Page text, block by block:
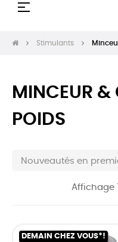
Basculer
☰
Stimulants
MINCEUR &
POIDS
Nouveautés en
Affichage
DEMAIN CHEZ VOUS*!